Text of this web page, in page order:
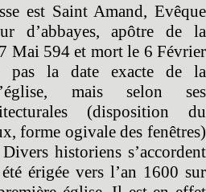
est Saint Amand, Evêque
d’abbayes, apôtre de la
Mai 594 et mort le 6 Février
pas la date exacte de la
mais selon ses
(disposition du
forme ogivale des fenêtres)
historiens s’accordent
érigée vers l’an 1600 sur